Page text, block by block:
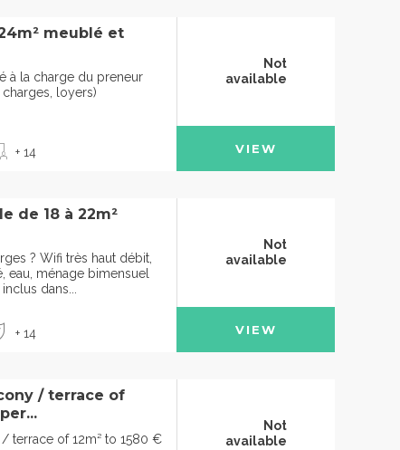
meublé et
à la charge du preneur
loyers)
+ 14
Not
available
VIEW
de 18 à 22m²
? Wifi très haut débit,
eau, ménage bimensuel
dans...
+ 14
Not
available
VIEW
/ terrace of
terrace of 12m² to 1580 €
Not
available